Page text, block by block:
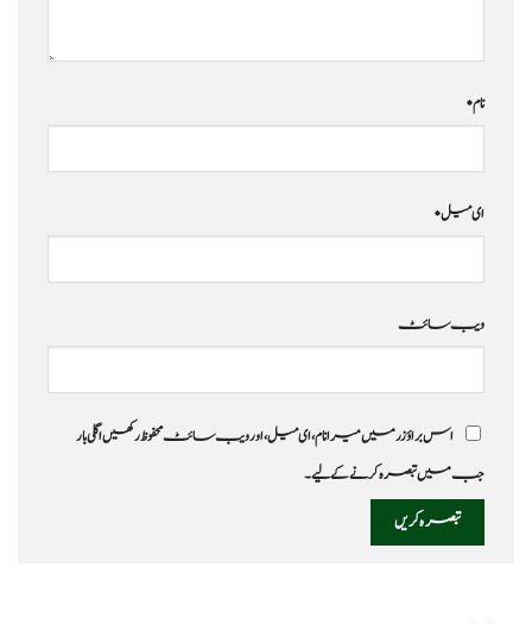
نام*
ای میل*
ویب‌ سائٹ
اس براؤزر میں میرا نام، ای میل، اور ویب سائٹ محفوظ رکھیں اگلی بار
جب میں تبصرہ کرنے کےلیے۔